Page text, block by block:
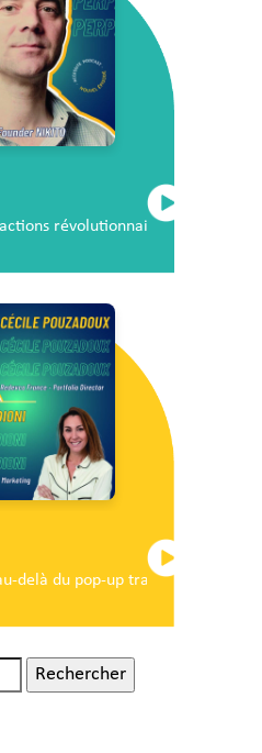
révolutionnaire en plein
delà du pop-up traditionnel